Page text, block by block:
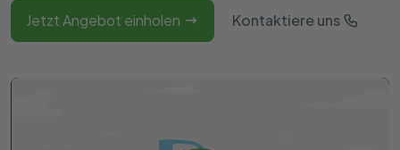
Jetzt Angebot einholen Kontaktiere uns